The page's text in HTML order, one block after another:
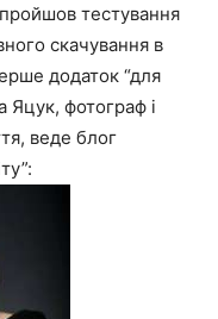
тестування
скачування в
додаток “для
Яцук, фотограф і
веде блог